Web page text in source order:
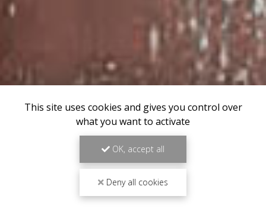
This site uses cookies and gives you control over
what you want to activate
OK, accept all
Deny all cookies